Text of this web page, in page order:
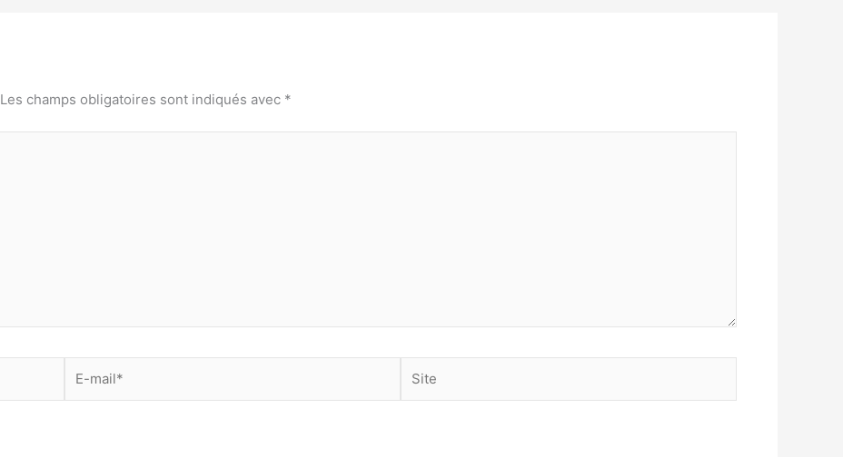
Les champs obligatoires sont indiqués avec *
mail*